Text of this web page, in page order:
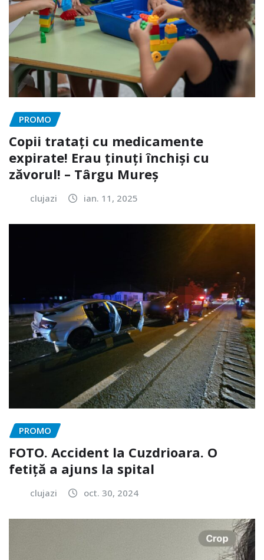
PROMO
Copii tratați cu medicamente
expirate! Erau ținuți închiși cu
zăvorul! – Târgu Mureș
clujazi ian. 11, 2025
PROMO
FOTO. Accident la Cuzdrioara. O
fetiță a ajuns la spital
clujazi oct. 30, 2024